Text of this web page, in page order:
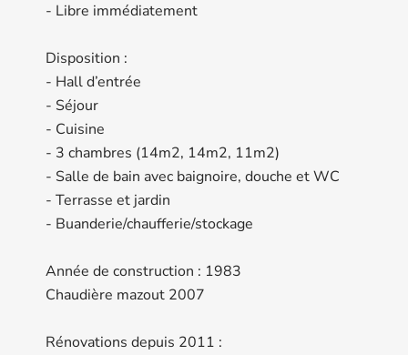
- Libre immédiatement
Disposition :
- Hall d’entrée
- Séjour
- Cuisine
- 3 chambres (14m2, 14m2, 11m2)
- Salle de bain avec baignoire, douche et WC
- Terrasse et jardin
- Buanderie/chaufferie/stockage
Année de construction : 1983
Chaudière mazout 2007
Rénovations depuis 2011 :